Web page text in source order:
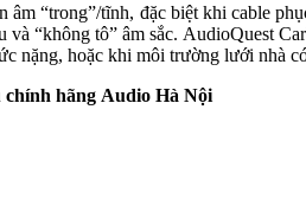
“trong”/tĩnh, đặc biệt khi cable
“không tô” âm sắc. AudioQuest
nặng, hoặc khi môi trường lưới nhà
chính hãng Audio Hà Nội